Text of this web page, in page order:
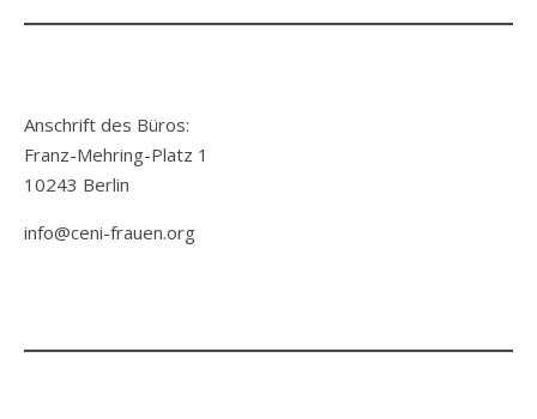
Anschrift des Büros:
Franz-Mehring-Platz 1
10243 Berlin
info@ceni-frauen.org